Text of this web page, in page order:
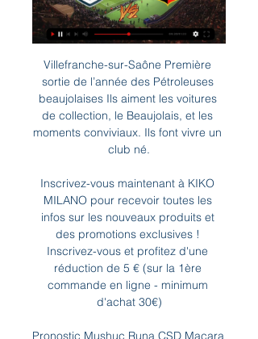
Villefranche-sur-Saône Première sortie de l’année des Pétroleuses beaujolaises Ils aiment les voitures de collection, le Beaujolais, et les moments conviviaux. Ils font vivre un club né.

Inscrivez-vous maintenant à KIKO MILANO pour recevoir toutes les infos sur les nouveaux produits et des promotions exclusives ! Inscrivez-vous et profitez d'une réduction de 5 € (sur la 1ère commande en ligne - minimum d'achat 30€)

Pronostic Mushuc Runa CSD Macara du 14/03/2020 en Serie A - First Stage – Découvrez les pronostics, les statistiques, les compos et les meilleures cotes pour le match de Football Mushuc Runa - CSD Macara réalisés par les experts sportifs de RueDesJoueurs, et tout ça gratuitement !

Ils en rêvaient, ils vont le vivre ! Après plusieurs grandes performances aux tours précédents, notamment les éliminations de Villefranche et Le Puy, deux équipes de National (soit deux niveaux d'écart), Limonest-Saint-Didier va enfin se frotter à un club de Ligue 1 !

Le Puy Rennes en direct tv ⚽ Le Puy Le Puy Rennes en direct tv ⚽ Le Puy / Rennes ▷ match Foot Coupe de France 29/02/2024 Football. COUPE DE FRANCE : regarder Le Puy en Velay Rennes en ...

Vols Pas Chers est un moteur de recherche de vols et d'hôtels puissant et avancé qui parcourt tous les sites Web de voyage importants en France.

Coupe de France. Le Puy-Rennes : sur quelle chaîne TV et il y a 1 jour — C'est le match d'une vie. Petit Poucet de la Coupe de France, Le Puy Foot 43 (N2) défiera Rennes (L1) à l'occasion des quarts de finale.

L'info sport : Rennes, ce voisin si lointain et si proche à la fois pour le Stade Brestois en replay sur France Bleu Breizh Izel. Retrouvez les émissions en réécoute gratuite et les podcasts !

Matchs en direct de Panthere Nde : calendrier, scores et resultats de l'equipe de foot de Panthere Sportive du Nde (Panthere Nde). Panthère Ndé Université Ngaoundér é: 15:30: 15:30 25.03.17: Botafogo FC 0 - 0 Panthère Ndé: 15:30: 15:30 21.03.17: Renaissance 0 - 1 Panthère Ndé: 13:30: 13:30 01.03.17: Bang Bullet 0 - 0 Panthère Ndé: Voir tous les matchs des saisons précédentes.

Rappelons que le match de football Toulouse FC vs Paris Saint-Germain sera diffusé en direct live sur la chaîne Tv Canal+ ce samedi 27 septembre 2014 à partir de 17h (Heure de Paris). De plus, les supporteurs des deux formations pourront voir le match Toulouse vs PSG en live streaming sur Internet, et ce, sur le site web de Canal Plus à l’adresse « www.canalplus.fr « .

Vous êtes enseignant et désirez intégrer un établissement privé ? Vous êtes Directeur d'établissement et avez un poste à pourvoir ? Ouvrez un compte utilisateur FABERT et mettez en ligne votre CV ou votre annonce de poste.

TV STREAMING +>)LE PUY FOOT 43 - RENNES vous trouverez la liste des chaînes diffusant Le Puy – Stade Rennais en direct. Vous pouvez également voir le match via nos partenaires paris sportifs ou via ...

Nous utilisons des cookies pour vous garantir la meilleure expérience sur notre site web. Si vous continuez à utiliser ce site, nous supposerons que vous en êtes satisfait.

Voir les infographies pour Union Saint Gilloise vs Royal Charleroi - Sporticos.com - statistiques footballistiques sous forme d'infographies. Plus de 60 championnats du monde entier

Navigation Édition précédente Édition suivante modifier La saison 2015 du championnat du Pérou de football se déroule de mai à décembre 2015 sur deux tournois: le tournoi d'ouverture et le tournoi de clôture. Dix-sept clubs participent aux deux tournois de cette saison qui voit le sacre du FBC Melgar , de la ville d' Arequipa , champion pour la deuxième fois de son histoire, qui plus.

Pour vos déplacements en France, nous avons créé des fiches horaires SNCF très précises sur lesquelles vous trouverez : le nombre de trains par jour, l'horaire du premier et du dernier train, la durée moyenne du trajet et le plus rapide, ainsi que le nombre de changements. Nous avons également créé une fiche horaire des trains vers les destinations européennes les plus attractives.

Le Puy Foot 43 - Stade Rennais en direct - Coupe de France Les fans de Football peuvent lire les derniers titres de l'actualité footballistique, des interviews, des analyses d'experts et regarder des rediffusions ...

Résultats du match Lyon Duchere - US Boulogne sur footlive.fr. Lyon Duchere - US Boulogne (France) débute le 04/10/2019 à 20:00. Avec footlive.fr suivez vos équipes de football Lyon Duchere résultats et US Boulogne résultats. Tous les résultats, les buteurs, scores en 1ère mi-temps, mi-temps , …

Le Puy / Rennes (TV/Streaming) Sur quelle chaine et - sport-tv il y a 13 heures — Le Puy / Rennes - Sur quelle chaîne TV et Streaming regarder le match de Coupe de France jeudi 29 février 2024 ?

Les condamnations et peines regroupent les différentes sanctions prononcées par le juge ou par les forces de l'ordre à l'encontre des auteurs d'infractions. Elles sont prévues par la loi et.

En poursuivant votre navigation sur ce site, vous acceptez l’utilisation de cookies destinés à améliorer la performance, vous proposer des contenus adaptés et réaliser des statistiques de consultation.

L'agence immobilière AVI située à Valenciennes propose des annonces immobilières pour l'achat de biens immobilier ou la location de biens immobilier : maison, appartement, terrain, parking et immeuble. L'agence Immobilière AVI vous propose l'estimation gratuite de votre bien immobilier.

Les culottes Suprem Pants de LILLE sont utilisées pour une. incontinence moyenne à importante. Elles s’enfilent comme. un sous vêtement classique. Discrètes – « respirables » hypoallergéniques - sans latex. Disponible en 4 tailles (S-M-L-XL) et 3 absorptions (maxi-extra-super). 39,95 € 29€ € 39,79 € 27€ € 2. AKHQM00W-1015.

As Fortuna Canon de Yaounde en direct : découvrez le résultat du match As Fortuna Canon de Yaounde live et suivez le score en direct As Fortuna Canon de Yaounde grâce à notre livescore. Match de Première Division joué le 22/12/19 12:00

Venez découvrir tous les résultats de football et principalement de Football Club Lugano sur Web Foot.be. Accès à de nombreux matchs en Streaming gratuit et possibilité de participer au remplissage d'une encyclopédie du Football.

Les condamnations et peines regroupent les différentes sanctions prononcées par le juge ou par les forces de l'ordre à l'encontre des auteurs d'infractions. Elles sont prévues par la loi et.

Le Puy Foot - Rennes : “La Coupe de France est faite pour les il y a 2 jours — Un petit coup de boost pour l'équipe, selon l'entraîneur : “Les gens viendront nous voir avec un a priori très favorable. Sur certains aspects, ...

Histoire Les débuts. C’est après la guerre de 1914/1918 que se crée, le 19 janvier 1919, une section football association au sein du Cercle sportif de Villefranche (rugby, athlétisme, etc.) cette section se maintiendra dans le giron du CSV jusqu’en 1927, vendredi 25 mars, date de création du Football club de Villefranche.

Il apparaît bien difficile de vivre une saison sans remous pour le Paris Saint-Germain autour de Neymar… Alors que le club doit préparer dans les meilleures conditions le huitième de finale.

Re: [2017-18 National, J21] Stade Lavallois - USL Dunkerque Ven 09 Fév 18, 9:03 Perrot arrière gauche c est une plaisanterie il mérite lui aussi de cirer le banc surtout que à ce poste mabussy lui est supérieur du mal à comprendre la stratégie pires !!

Frank De Boer, quel est votre sentiment sur cette équipe de Suède ?La Suède a joué assez bien. C'est une équipe bien organisée, technique, avec des joueurs talentueux, des buteurs en réussite.

Dixième du championnat, Saint-Etienne rêve de faire tomber le grand Paris Saint-Germain, leader, ce dimanche soir (21 h) en clôture de la 18e journée de Ligue 1. Suivez cette rencontre en.

Laval. Montpellier-Nantes. Sport Laval : Retrouvez le live du match, les buts marqués, les temps forts du match de foot et les statistiques. Quels sont les joueurs qui ont marqués, lesquels ont eu un carton ? Tout le match de Montpellier-Nantes est sur... Laval. Laval Nantes Angers Le Mans Autres villes . S'inscrire Se connecter Mon compte Maville. Mon compte Mon espace PRO; Déconnexion par.

Accueil Direct Foot. Vivez les matchs de Ligue2, National, CFA et CFA 2 en direct sur Foot National. Grâce à nos correspondants dans les stades, vous êtes informés en temps réel des buts.

L'Olympique lyonnais part à la chasse aux points, sur le terrain des Allemands du Bayern Munich. Deux points séparent le premier, le Bayern, du dernier, les Ecossais du Celtic...

Regarder Le Puy en Velay Rennes en streaming live direct COUPE DE FRANCE : regarder Le Puy en Velay Rennes en streaming et voir Le Puy en Velay Rennes en direct live gratuitement et en HD sur notre site le Jeudi ...

As Fortuna Canon de Yaounde en direct : découvrez le résultat du match As Fortuna Canon de Yaounde live et suivez le score en direct As Fortuna Canon de Yaounde grâce à notre livescore. Match de Première Division joué le 22/12/19 12:00

La marque Red Bull est présente dans le monde du sport depuis de nombreuses années. Elle est active en Formule 1 (Red Bull Racing team), en motocross ou en hockey sur glace. Voici quelques années, le . Article il y a 3 j. Castagne et Carrasco rêvent de demi-finales en Ligue des champions. Avec Atalanta-PSG et RB Leipzig-Atlético Madrid, ce sont deux affiches très alléchantes qui sont au.

Le partenariat conclu avec « Emisys », leader en Belgique francophone du ticketing et cashless, se traduira par le lancement d’une billetterie en ligne dès le 1er août. Simple d’utilisation, la plate-forme permettra aux supporters, notamment d’autres régions, d’acheter leur ticket en.

PSG - CAEN PSG CAEN BUTS LIGUE 1. PSG - CAEN PSG - CAEN jeudi 28 mai 2015. rania Envoyer par e-mail BlogThis! Partager sur Twitter Partager sur Facebook Partager sur Pinterest.

A quelques jours de la confrontation entre le RB Leipzig et le Paris Saint-Germain en demi-finale de la Ligue des Champions 2019-2020